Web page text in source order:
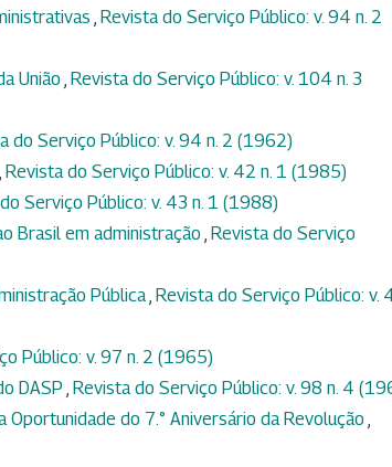
Revista do Serviço Público: v. 94 n. 2
União Revista do Serviço Público: v. 104 n. 3
do Serviço Público: v. 94 n. 2 (1962)
Revista do Serviço Público: v. 42 n. 1 (1985)
Serviço Público: v. 43 n. 1 (1988)
Brasil em administração Revista do Serviço
Pública Revista do Serviço Público: v.
Público: v. 97 n. 2 (1965)
DASP Revista do Serviço Público: v. 98 n. 4
do 7.° Aniversário da Revolução